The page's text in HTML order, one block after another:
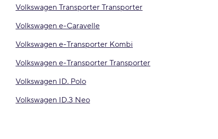
Volkswagen Transporter Transporter
Volkswagen e-Caravelle
Volkswagen e-Transporter Kombi
Volkswagen e-Transporter Transporter
Volkswagen ID. Polo
Volkswagen ID.3 Neo